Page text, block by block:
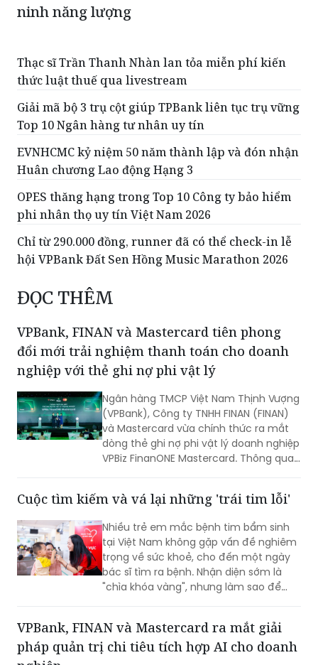
Thạc sĩ Trần Thanh Nhàn lan tỏa miễn phí kiến
Giải mã bộ 3 trụ cột giúp TPBank liên tục trụ vững
Top 10 Ngân hàng tư nhân uy tín
EVNHCMC kỷ niệm 50 năm thành lập và đón nhận
Huân chương Lao động Hạng 3
OPES thăng hạng trong Top 10 Công ty bảo hiểm
phi nhân thọ uy tín Việt Nam 2026
Chỉ từ 290.000 đồng, runner đã có thể check-in lễ
hội VPBank Đất Sen Hồng Music Marathon 2026
ĐỌC THÊM
VPBank, FINAN và Mastercard tiên phong
nghiệp với thẻ ghi nợ phi vật lý
Ngân hàng TMCP Việt Nam Thịnh Vượng
(VPBank), Công ty TNHH FINAN (FINAN)
và Mastercard vừa chính thức ra mắt
dòng thẻ ghi nợ phi vật lý doanh nghiệp
VPBiz FinanONE Mastercard. Thông qua
giải pháp này, ba đơn vị hướng tới xây
dựng một hệ sinh thái quản trị chi tiêu
hiện đại, nơi doanh nghiệp có thể chủ
tiền và nâng cao hiệu quả vận hành
ngay từ những giao dịch hàng ngày.
Cuộc tìm kiếm và vá lại những 'trái tim lỗi'
Nhiều trẻ em mắc bệnh tim bẩm sinh
tại Việt Nam không gặp vấn đề nghiêm
trọng về sức khoẻ, cho đến một ngày
bác sĩ tìm ra bệnh. Nhận diện sớm là
"chìa khóa vàng", nhưng làm sao để
chiếc chìa khóa ấy đến tay những gia
đình nghèo ở vùng nông thôn, xa xôi,
nơi điều kiện y tế còn thiếu thốn?
VPBank, FINAN và Mastercard ra mắt giải
nghiệp
Được phát triển từ sự hợp tác giữa